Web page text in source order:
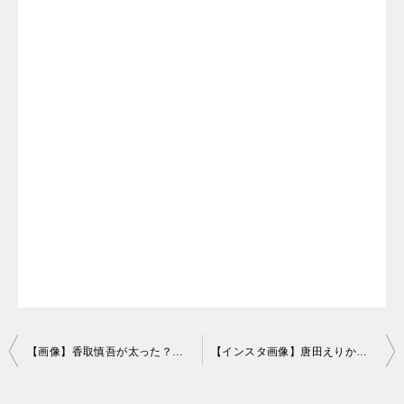
投
【画像】香取慎吾が太った？解散から現在までを時系列で比較！体重は？ 【インスタ画像】唐田えりかの不倫匂わせ総まとめ！削除写真もすべて